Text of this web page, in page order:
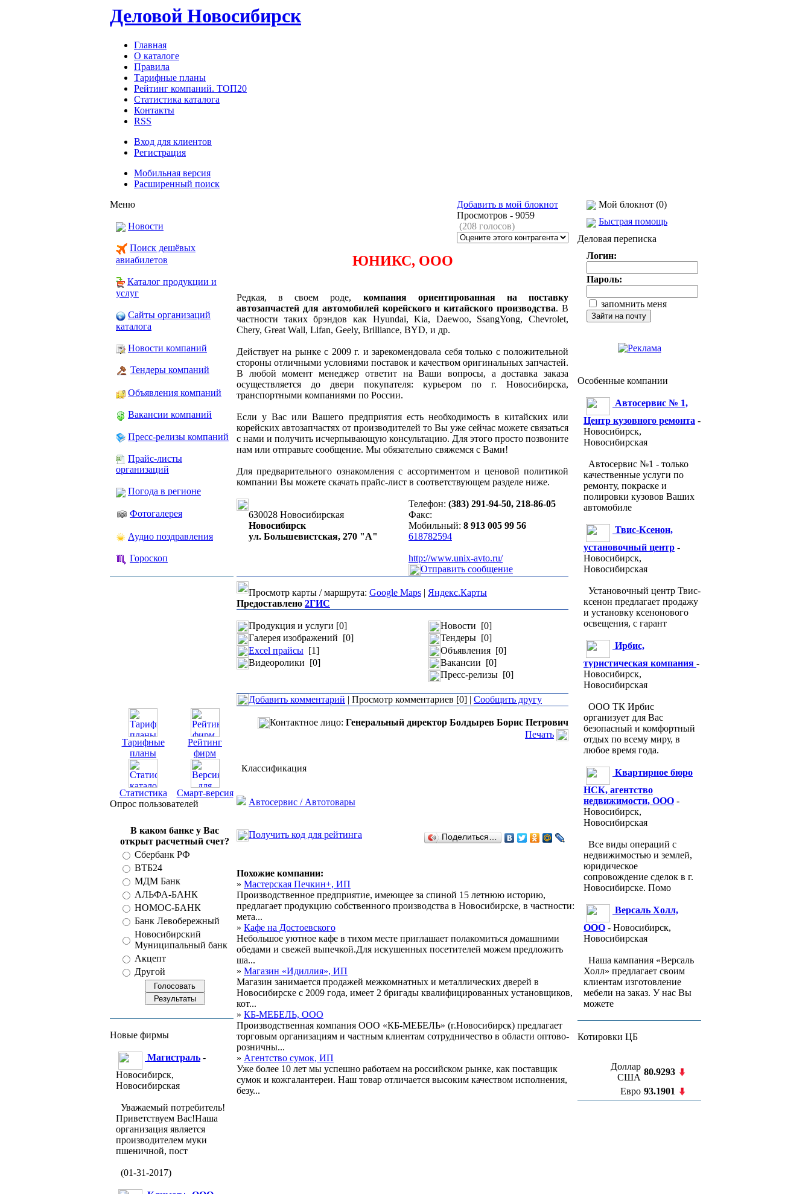
Деловой Новосибирск
Главная
О каталоге
Правила
Тарифные планы
Рейтинг компаний. ТОП20
Статистика каталога
Контакты
RSS
Вход для клиентов
Регистрация
Мобильная версия
Расширенный поиск
Меню
Новости
Поиск дешёвых
авиабилетов
Каталог продукции и
услуг
Сайты организаций
каталога
Новости компаний
Тендеры компаний
Объявления компаний
Вакансии компаний
Пресс-релизы компаний
Прайс-листы
организаций
Погода в регионе
Фотогалерея
Аудио поздравления
Гороскоп
Тарифные
планы
Рейтинг
фирм
Статистика
Смарт-версия
Опрос пользователей
В каком банке у Вас
открыт расчетный счет?
Сбербанк РФ
ВТБ24
МДМ Банк
АЛЬФА-БАНК
НОМОС-БАНК
Банк Левобережный
Новосибирский
Муниципальный банк
Акцепт
Другой
Новые фирмы
Магистраль -
Новосибирск,
Новосибирская
Уважаемый потребитель!
Приветствуем Вас!Наша
организация является
производителем муки
пшеничной, пост
(01-31-2017)
Добавить в мой блокнот
Просмотров - 9059
(208 голосов)
ЮНИКС, ООО
Редкая, в своем роде, компания ориентированная на поставку
автозапчастей для автомобилей корейского и китайского производства. В
частности таких брэндов как Hyundai, Kia, Daewoo, SsangYong, Chevrolet,
Chery, Great Wall, Lifan, Geely, Brilliance, BYD, и др.
Действует на рынке с 2009 г. и зарекомендовала себя только с положительной
стороны отличными условиями поставок и качеством оригинальных запчастей.
В любой момент менеджер ответит на Ваши вопросы, а доставка заказа
осуществляется до двери покупателя: курьером по г. Новосибирска,
транспортными компаниями по России.
Если у Вас или Вашего предприятия есть необходимость в китайских или
корейских автозапчастях от производителей то Вы уже сейчас можете связаться
с нами и получить исчерпывающую консультацию. Для этого просто позвоните
нам или отправьте сообщение. Мы обязательно свяжемся с Вами!
Для предварительного ознакомления с ассортиментом и ценовой политикой
компании Вы можете скачать прайс-лист в соответствующем разделе ниже.
630028 Новосибирская
Новосибирск
ул. Большевистская, 270 "А"
Телефон: (383) 291-94-50, 218-86-05
Факс:
Мобильный: 8 913 005 99 56
618782594
http://www.unix-avto.ru/
Отправить сообщение
Просмотр карты / маршрута: Google Maps | Яндекс.Карты
Предоставлено 2ГИС
Продукция и услуги [0]
Галерея изображений [0]
Excel прайсы [1]
Видеоролики [0]
Новости [0]
Тендеры [0]
Объявления [0]
Вакансии [0]
Пресс-релизы [0]
Добавить комментарий | Просмотр комментариев [0] | Сообщить другу
Контактное лицо: Генеральный директор Болдырев Борис Петрович
Печать
Классификация
Автосервис / Автотовары
Получить код для рейтинга Поделиться…
Похожие компании:
» Мастерская Печкин+, ИП
Производственное предприятие, имеющее за спиной 15 летнюю историю,
предлагает продукцию собственного производства в Новосибирске, в частности:
мета...
» Кафе на Достоевского
Небольшое уютное кафе в тихом месте приглашает полакомиться домашними
обедами и свежей выпечкой.Для искушенных посетителей можем предложить
ша...
» Магазин «Идиллия», ИП
Магазин занимается продажей межкомнатных и металлических дверей в
Новосибирске с 2009 года, имеет 2 бригады квалифицированных установщиков,
кот...
» КБ-МЕБЕЛЬ, ООО
Производственная компания ООО «КБ-МЕБЕЛЬ» (г.Новосибирск) предлагает
торговым организациям и частным клиентам сотрудничество в области оптово-
розничны...
» Агентство сумок, ИП
Уже более 10 лет мы успешно работаем на российском рынке, как поставщик
сумок и кожгалантереи. Наш товар отличается высоким качеством исполнения,
безу...
Мой блокнот (0)
Быстрая помощь
Деловая переписка
Логин:
Пароль:
запомнить меня
Особенные компании
Aвтосервис № 1,
Центр кузовного ремонта -
Новосибирск,
Новосибирская
Автосервис №1 - только
качественные услуги по
ремонту, покраске и
полировки кузовов Ваших
автомобиле
Твис-Ксенон,
установочный центр -
Новосибирск,
Новосибирская
Установочный центр Твис-
ксенон предлагает продажу
и установку ксенонового
освещения, с гарант
Ирбис,
туристическая компания -
Новосибирск,
Новосибирская
ООО ТК Ирбис
организует для Вас
безопасный и комфортный
отдых по всему миру, в
любое время года.
Квартирное бюро
НСК, агентство
недвижимости, ООО -
Новосибирск,
Новосибирская
Все виды операций с
недвижимостью и землей,
юридическое
сопровождение сделок в г.
Новосибирске. Помо
Версаль Холл,
ООО - Новосибирск,
Новосибирская
Наша кампания «Версаль
Холл» предлагает своим
клиентам изготовление
мебели на заказ. У нас Вы
можете
Котировки ЦБ
Доллар
США
80.9293
Евро 93.1901